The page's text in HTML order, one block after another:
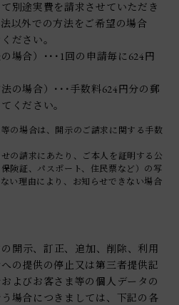
別途実費を請求させていただき
以外での方法をご希望の場合
ださい。
場合）･･･1回の申請毎に624円
の場合）･･･手数料624円分の郵
ください。
の場合は、開示のご請求に関する手数
の請求にあたり、ご本人を証明する公
険証、パスポート、住民票など）の写
い理由により、お知らせできない場合
開示、訂正、追加、削除、利用
の提供の停止又は第三者提供記
よびお客さま等の個人データの
場合につきましては、下記の各